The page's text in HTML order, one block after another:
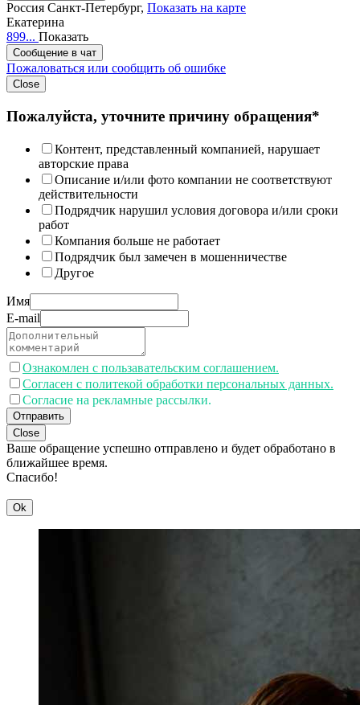
Россия Санкт-Петербург, Показать на карте
Екатерина
899... Показать
Сообщение в чат
Пожаловаться или сообщить об ошибке
Close
Пожалуйста, уточните причину обращения*
Контент, представленный компанией, нарушает
авторские права
Описание и/или фото компании не соответствуют
действительности
Подрядчик нарушил условия договора и/или сроки
работ
Компания больше не работает
Подрядчик был замечен в мошенничестве
Другое
Имя
E-mail
Ознакомлен с пользавательским соглашением.
Согласен с политекой обработки персональных данных.
Согласие на рекламные рассылки.
Отправить
Close
Ваше обращение успешно отправлено и будет обработано в
ближайшее время.
Спасибо!
Ok